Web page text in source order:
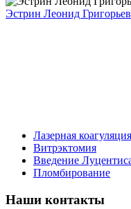
Эстрин Леонид
Лазерная коагуляция
Витрэктомия
Введение
Пломбирование
Наши контакты